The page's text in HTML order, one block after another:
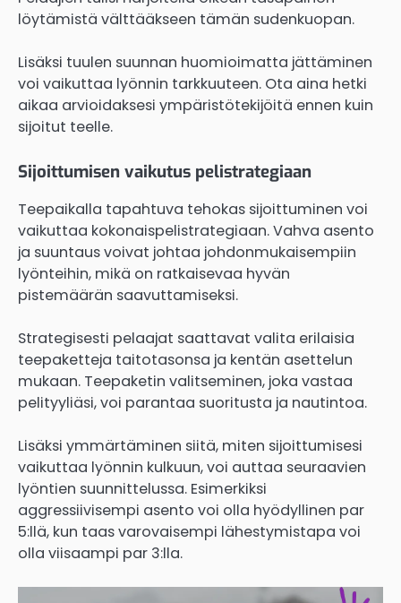
löytämistä välttääkseen tämän sudenkuopan.
Lisäksi tuulen suunnan huomioimatta jättäminen
voi vaikuttaa lyönnin tarkkuuteen. Ota aina hetki
aikaa arvioidaksesi ympäristötekijöitä ennen kuin
sijoitut teelle.
Sijoittumisen vaikutus pelistrategiaan
Teepaikalla tapahtuva tehokas sijoittuminen voi
vaikuttaa kokonaispelistrategiaan. Vahva asento
ja suuntaus voivat johtaa johdonmukaisempiin
lyönteihin, mikä on ratkaisevaa hyvän
pistemäärän saavuttamiseksi.
Strategisesti pelaajat saattavat valita erilaisia
teepaketteja taitotasonsa ja kentän asettelun
mukaan. Teepaketin valitseminen, joka vastaa
pelityyliäsi, voi parantaa suoritusta ja nautintoa.
Lisäksi ymmärtäminen siitä, miten sijoittumisesi
vaikuttaa lyönnin kulkuun, voi auttaa seuraavien
lyöntien suunnittelussa. Esimerkiksi
aggressiivisempi asento voi olla hyödyllinen par
5:llä, kun taas varovaisempi lähestymistapa voi
olla viisaampi par 3:lla.